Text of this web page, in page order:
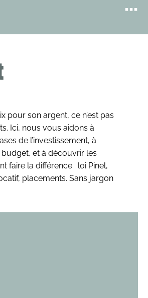
pour son argent, ce n’est pas
Ici, nous vous aidons à
de l’investissement, à
et à découvrir les
faire la différence : loi Pinel,
placements. Sans jargon